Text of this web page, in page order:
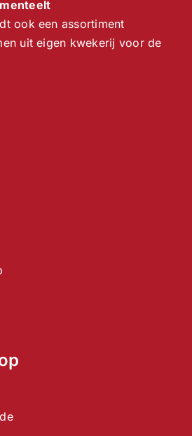
ook een assortiment
uit eigen kwekerij voor de